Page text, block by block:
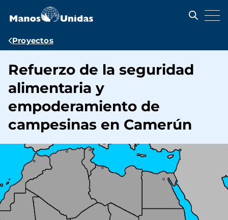
contenido
Ruta
navegación
Proyectos
Refuerzo de la seguridad
alimentaria y
empoderamiento de
campesinas en Camerún